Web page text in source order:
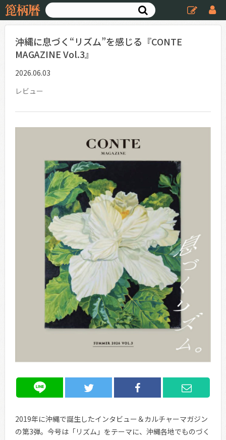
沖縄に息づく“リズム”を感じる『CONTE
MAGAZINE Vol.3』
2026.06.03
レビュー
2019年に沖縄で誕生したインタビュー＆カルチャーマガジン
の第3弾。今号は「リズム」をテーマに、沖縄各地でものづく